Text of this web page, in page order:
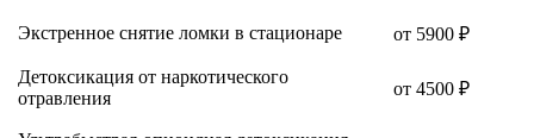
Экстренное снятие ломки в стационаре от 5900 ₽
Детоксикация от наркотического
отравления
от 4500 ₽